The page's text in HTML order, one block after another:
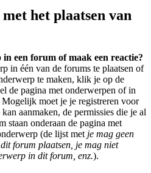
het plaatsen van
een forum of maak een reactie?
in één van de forums te plaatsen of
te maken, klik je op de
de pagina met onderwerpen of in
moet je je registreren voor
aanmaken, de permissies die je al
staan onderaan de pagina met
(de lijst met je mag geen
forum plaatsen, je mag niet
in dit forum, enz.).